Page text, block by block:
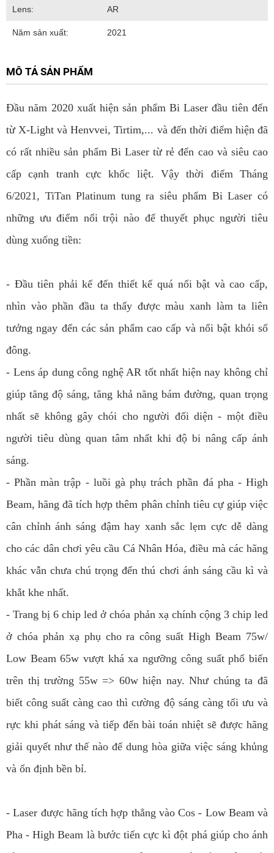
Lens: AR
Năm sản xuất: 2021
MÔ TẢ SẢN PHẨM
Đầu năm 2020 xuất hiện sản phẩm Bi Laser đầu tiên đến
từ X-Light và Henvvei, Tirtim,... và đến thời điểm hiện đã
có rất nhiều sản phẩm Bi Laser từ rẻ đến cao và siêu cao
cấp cạnh tranh cực khốc liệt. Vậy thời điểm Tháng
6/2021, TiTan Platinum tung ra siêu phẩm Bi Laser có
những ưu điểm nổi trội nào để thuyết phục người tiêu
dùng xuống tiền:
- Đầu tiên phải kể đến thiết kế quá nổi bật và cao cấp,
nhìn vào phần đầu ta thấy được màu xanh làm ta liên
tưởng ngay đến các sản phẩm cao cấp và nổi bật khỏi số
đông.
- Lens áp dung công nghệ AR tốt nhất hiện nay không chỉ
giúp tăng độ sáng, tăng khả năng bám đường, quan trọng
nhất sẽ không gây chói cho người đối diện - một điều
người tiêu dùng quan tâm nhất khi độ bi nâng cấp ánh
sáng.
- Phần màn trập - luồi gà phụ trách phần đá pha - High
Beam, hãng đã tích hợp thêm phân chỉnh tiêu cự giúp việc
cân chỉnh ánh sáng đậm hay xanh sắc lẹm cực dễ dàng
cho các dân chơi yêu cầu Cá Nhân Hóa, điều mà các hãng
khác vẫn chưa chú trọng đến thú chơi ánh sáng cầu kì và
khắt khe nhất.
- Trang bị 6 chip led ở chóa phản xạ chính cộng 3 chip led
ở chóa phản xạ phụ cho ra công suất High Beam 75w/
Low Beam 65w vượt khá xa ngưỡng công suất phổ biến
trên thị trường 55w => 60w hiện nay. Như chúng ta đã
biết công suất càng cao thì cường độ sáng càng tối ưu và
rực khi phát sáng và tiếp đến bài toán nhiệt sẽ được hãng
giải quyết như thế nào để dung hòa giữa việc sáng khủng
và ổn định bền bỉ.
- Laser được hãng tích hợp thẳng vào Cos - Low Beam và
Pha - High Beam là bước tiến cực kì đột phá giúp cho ánh